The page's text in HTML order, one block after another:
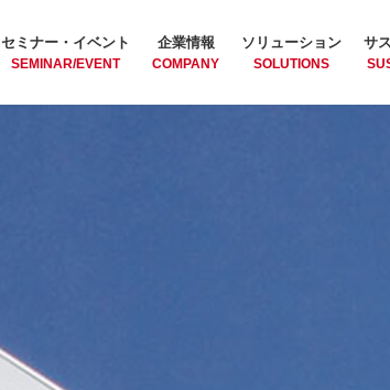
セミナー・イベント
SEMINAR/EVENT
企業情報
COMPANY
ソリューション
SOLUTIONS
サ